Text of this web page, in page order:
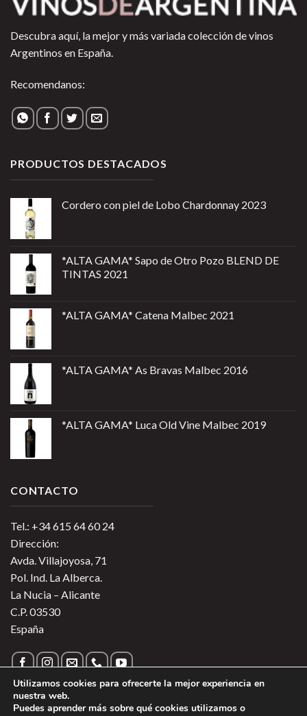
Descubra aquí, la mejor y más variada colección de vinos
Argentinos en España.
Recomendanos:
PRODUCTOS DESTACADOS
Cordero con piel de Lobo Chardonnay 2023
*ALTA GAMA* Sapo de Otro Pozo BLEND DE
TINTAS 2021
*ALTA GAMA* Catena Malbec 2021
*ALTA GAMA* As Bravas Malbec 2016
*ALTA GAMA* Luca Old Vine Malbec 2019
CONTACTO
Tel.: +34 615 64 60 24
Dirección:
Avda. Villajoyosa, 71
Pol. Ind. La Alberca.
La Nucia – Alicante
C.P. 03530
España
Utilizamos cookies para ofrecerte la mejor experiencia en
nuestra web.
Puedes aprender más sobre qué cookies utilizamos o